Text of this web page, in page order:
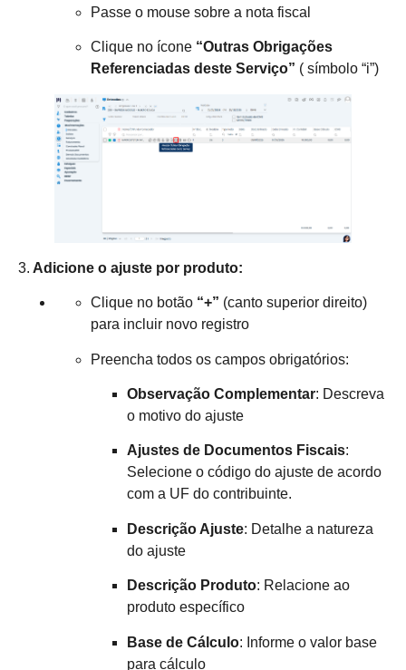
Passe o mouse sobre a nota fiscal
Clique no ícone “Outras Obrigações
Referenciadas deste Serviço” ( símbolo “i”)
3. Adicione o ajuste por produto:
Clique no botão “+” (canto superior direito)
para incluir novo registro
Preencha todos os campos obrigatórios:
Observação Complementar: Descreva
o motivo do ajuste
Ajustes de Documentos Fiscais:
Selecione o código do ajuste de acordo
com a UF do contribuinte.
Descrição Ajuste: Detalhe a natureza
do ajuste
Descrição Produto: Relacione ao
produto específico
Base de Cálculo: Informe o valor base
para cálculo